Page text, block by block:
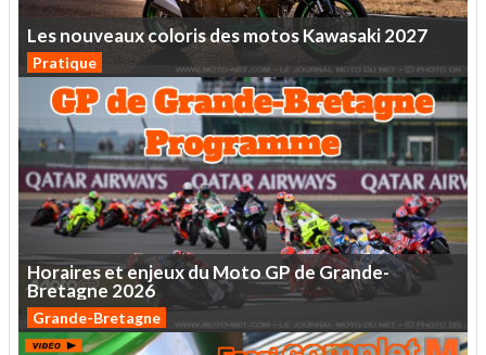
LesnouveauxcolorisdesmotosKawasaki2027
Pratique
HorairesetenjeuxduMotoGPdeGrande-
Bretagne 2026
Grande-Bretagne